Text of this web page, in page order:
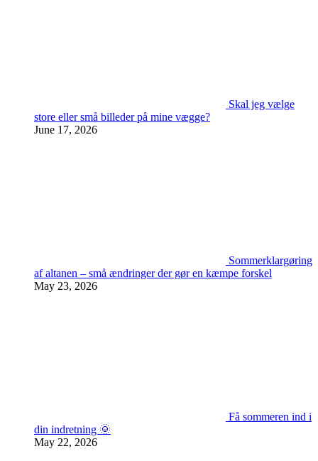
Skal jeg vælge
store eller små billeder på mine vægge?
June 17, 2026
Sommerklargøring
af altanen – små ændringer der gør en kæmpe forskel
May 23, 2026
Få sommeren ind i
din indretning 🌞
May 22, 2026